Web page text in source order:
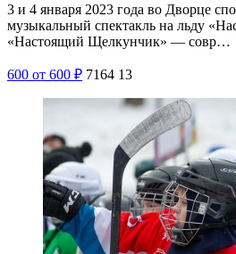
3 и 4 января 2023 года во Дворце
музыкальный спектакль на льду
«Настоящий Щелкунчик» — совр…
600 от 600 ₽ 7164 13